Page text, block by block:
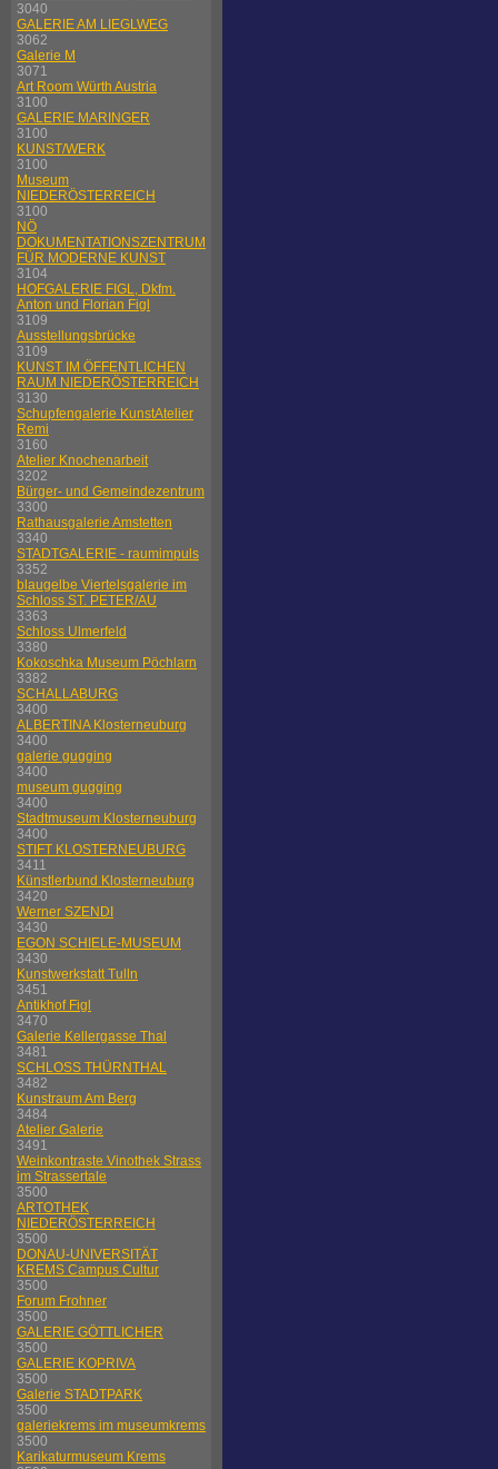
3040
GALERIE AM LIEGLWEG
3062
Galerie M
3071
Art Room Würth Austria
3100
GALERIE MARINGER
3100
KUNST/WERK
3100
Museum
NIEDERÖSTERREICH
3100
NÖ
DOKUMENTATIONSZENTRUM
FÜR MODERNE KUNST
3104
HOFGALERIE FIGL, Dkfm.
Anton und Florian Figl
3109
Ausstellungsbrücke
3109
KUNST IM ÖFFENTLICHEN
RAUM NIEDERÖSTERREICH
3130
Schupfengalerie KunstAtelier
Remi
3160
Atelier Knochenarbeit
3202
Bürger- und Gemeindezentrum
3300
Rathausgalerie Amstetten
3340
STADTGALERIE - raumimpuls
3352
blaugelbe Viertelsgalerie im
Schloss ST. PETER/AU
3363
Schloss Ulmerfeld
3380
Kokoschka Museum Pöchlarn
3382
SCHALLABURG
3400
ALBERTINA Klosterneuburg
3400
galerie gugging
3400
museum gugging
3400
Stadtmuseum Klosterneuburg
3400
STIFT KLOSTERNEUBURG
3411
Künstlerbund Klosterneuburg
3420
Werner SZENDI
3430
EGON SCHIELE-MUSEUM
3430
Kunstwerkstatt Tulln
3451
Antikhof Figl
3470
Galerie Kellergasse Thal
3481
SCHLOSS THÜRNTHAL
3482
Kunstraum Am Berg
3484
Atelier Galerie
3491
Weinkontraste Vinothek Strass
im Strassertale
3500
ARTOTHEK
NIEDERÖSTERREICH
3500
DONAU-UNIVERSITÄT
KREMS Campus Cultur
3500
Forum Frohner
3500
GALERIE GÖTTLICHER
3500
GALERIE KOPRIVA
3500
Galerie STADTPARK
3500
galeriekrems im museumkrems
3500
Karikaturmuseum Krems